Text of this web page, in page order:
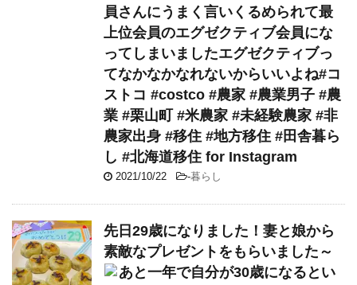
員さんにうまく言いくるめられて最
上位会員のエグゼクティブ会員にな
ってしまいましたエグゼクティブっ
てなかなかなれないからいいよね#コ
ストコ #costco #農家 #農業男子 #農
業 #栗山町 #米農家 #未経験農家 #非
農家出身 #移住 #地方移住 #田舎暮ら
し #北海道移住 for Instagram
2021/10/22 -暮らし
先日29歳になりました！妻と娘から
素敵なプレゼントをもらいました～
あと一年で自分が30歳になるとい